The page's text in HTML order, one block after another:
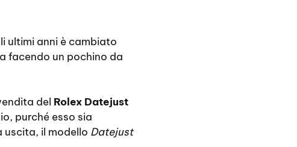
ultimi anni è cambiato
facendo un pochino da
del Rolex Datejust
purché esso sia
uscita, il modello Datejust